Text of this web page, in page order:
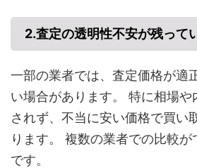
2.査定の透明性不安が残って
一部の業者では、査定価格が適
い場合があります。 特に相場
されず、不当に安い価格で買い
ります。 複数の業者での比較
です。